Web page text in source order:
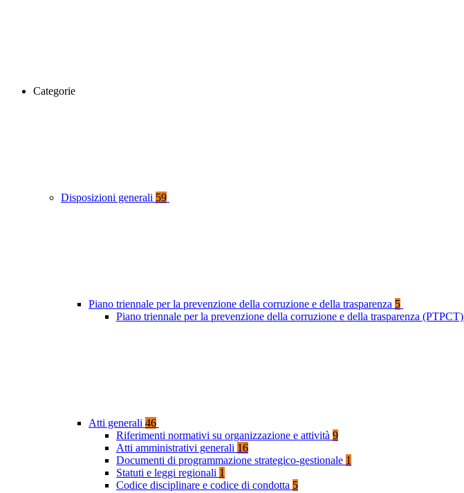
Categorie
Disposizioni generali 59
Piano triennale per la prevenzione della corruzione e della trasparenza 5
Piano triennale per la prevenzione della corruzione e della trasparenza (PTPCT)
Atti generali 46
Riferimenti normativi su organizzazione e attività 9
Atti amministrativi generali 16
Documenti di programmazione strategico-gestionale 1
Statuti e leggi regionali 1
Codice disciplinare e codice di condotta 5